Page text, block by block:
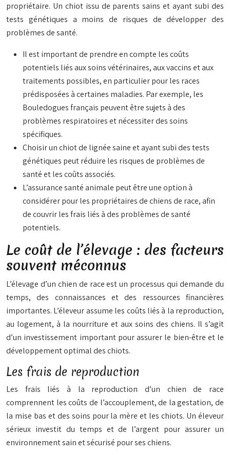
propriétaire. Un chiot issu de parents sains et ayant subi des
tests génétiques a moins de risques de développer des
problèmes de santé.
Il est important de prendre en compte les coûts
potentiels liés aux soins vétérinaires, aux vaccins et aux
traitements possibles, en particulier pour les races
prédisposées à certaines maladies. Par exemple, les
Bouledogues français peuvent être sujets à des
problèmes respiratoires et nécessiter des soins
spécifiques.
Choisir un chiot de lignée saine et ayant subi des tests
génétiques peut réduire les risques de problèmes de
santé et les coûts associés.
L’assurance santé animale peut être une option à
considérer pour les propriétaires de chiens de race, afin
de couvrir les frais liés à des problèmes de santé
potentiels.
Le coût de l’élevage : des facteurs
souvent méconnus
L’élevage d’un chien de race est un processus qui demande du
temps, des connaissances et des ressources financières
importantes. L’éleveur assume les coûts liés à la reproduction,
au logement, à la nourriture et aux soins des chiens. Il s’agit
d’un investissement important pour assurer le bien-être et le
développement optimal des chiots.
Les frais de reproduction
Les frais liés à la reproduction d’un chien de race
comprennent les coûts de l’accouplement, de la gestation, de
la mise bas et des soins pour la mère et les chiots. Un éleveur
sérieux investit du temps et de l’argent pour assurer un
environnement sain et sécurisé pour ses chiens.